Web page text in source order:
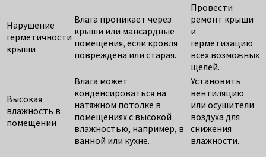
Нарушение
герметичности
крыши
Влага проникает через
крыши или мансардные
помещения, если кровля
повреждена или старая.
Провести
ремонт крыши
и
герметизацию
всех возможных
щелей.
Высокая
влажность в
помещении
Влага может
конденсироваться на
натяжном потолке в
помещениях с высокой
влажностью, например, в
ванной или кухне.
Установить
вентиляцию
или осушители
воздуха для
снижения
влажности.